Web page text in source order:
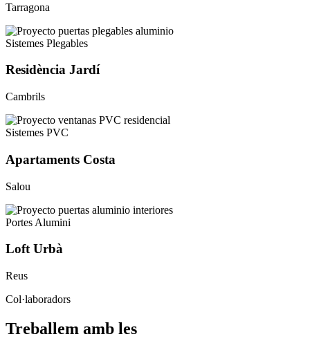
Tarragona
Sistemes Plegables
Residència Jardí
Cambrils
Sistemes PVC
Apartaments Costa
Salou
Portes Alumini
Loft Urbà
Reus
Col·laboradors
Treballem amb les